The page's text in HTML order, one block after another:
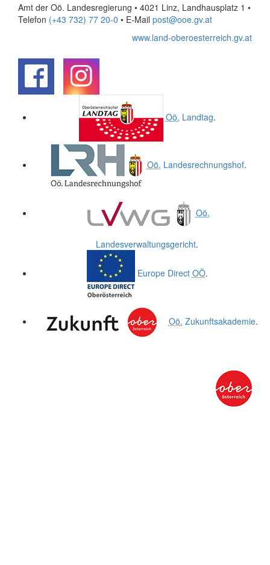
Amt der Oö. Landesregierung • 4021 Linz, Landhausplatz 1 •
Telefon (+43 732) 77 20-0 • E-Mail post@ooe.gv.at
www.land-oberoesterreich.gv.at
Oö. Landtag.
Oö. Landesrechnungshof.
Oö.
Landesverwaltungsgericht.
Europe Direct OÖ.
Oö. Zukunftsakademie.